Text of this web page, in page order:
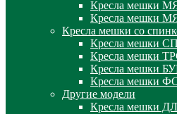
Кресла мешки
Кресла мешки
Кресла мешки со
Кресла мешки
Кресла мешки
Кресла мешки
Кресла мешки
Другие модели
Кресла мешки